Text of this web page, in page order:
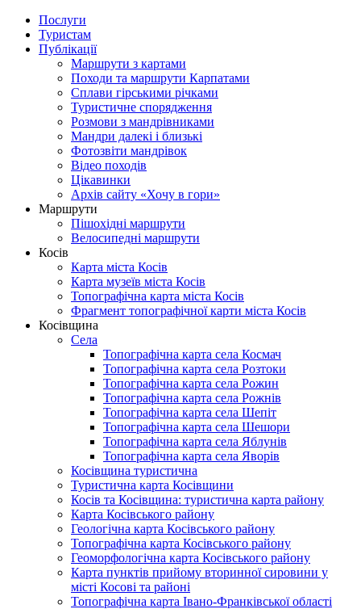
Послуги
Туристам
Публікації
Маршрути з картами
Походи та маршрути Карпатами
Сплави гірськими річками
Туристичне спорядження
Розмови з мандрівниками
Мандри далекі і близькі
Фотозвіти мандрівок
Відео походів
Цікавинки
Архів сайту «Хочу в гори»
Маршрути
Пішохідні маршрути
Велосипедні маршрути
Косів
Карта міста Косів
Карта музеїв міста Косів
Топографічна карта міста Косів
Фрагмент топографічної карти міста Косів
Косівщина
Села
Топографічна карта села Космач
Топографічна карта села Розтоки
Топографічна карта села Рожин
Топографічна карта села Рожнів
Топографічна карта села Шепіт
Топографічна карта села Шешори
Топографічна карта села Яблунів
Топографічна карта села Яворів
Косівщина туристична
Туристична карта Косівщини
Косів та Косівщина: туристична карта району
Карта Косівського району
Геологічна карта Косівського району
Топографічна карта Косівського району
Геоморфологічна карта Косівського району
Карта пунктів прийому вторинної сировини у
місті Косові та районі
Топографічна карта Івано-Франківської області